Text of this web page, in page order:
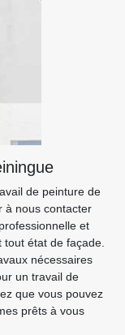
de peinture de
à nous contacter
et
état de façade.
nécessaires
un travail de
que vous pouvez
prêts à vous